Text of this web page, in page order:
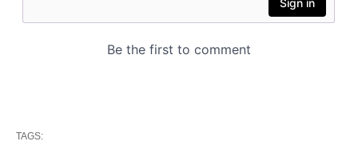
TAGS: